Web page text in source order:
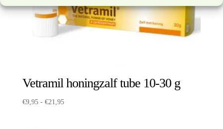
Vetramil honingzalf tube 10-30 g
€9,95 - €21,95Prijsklasse: